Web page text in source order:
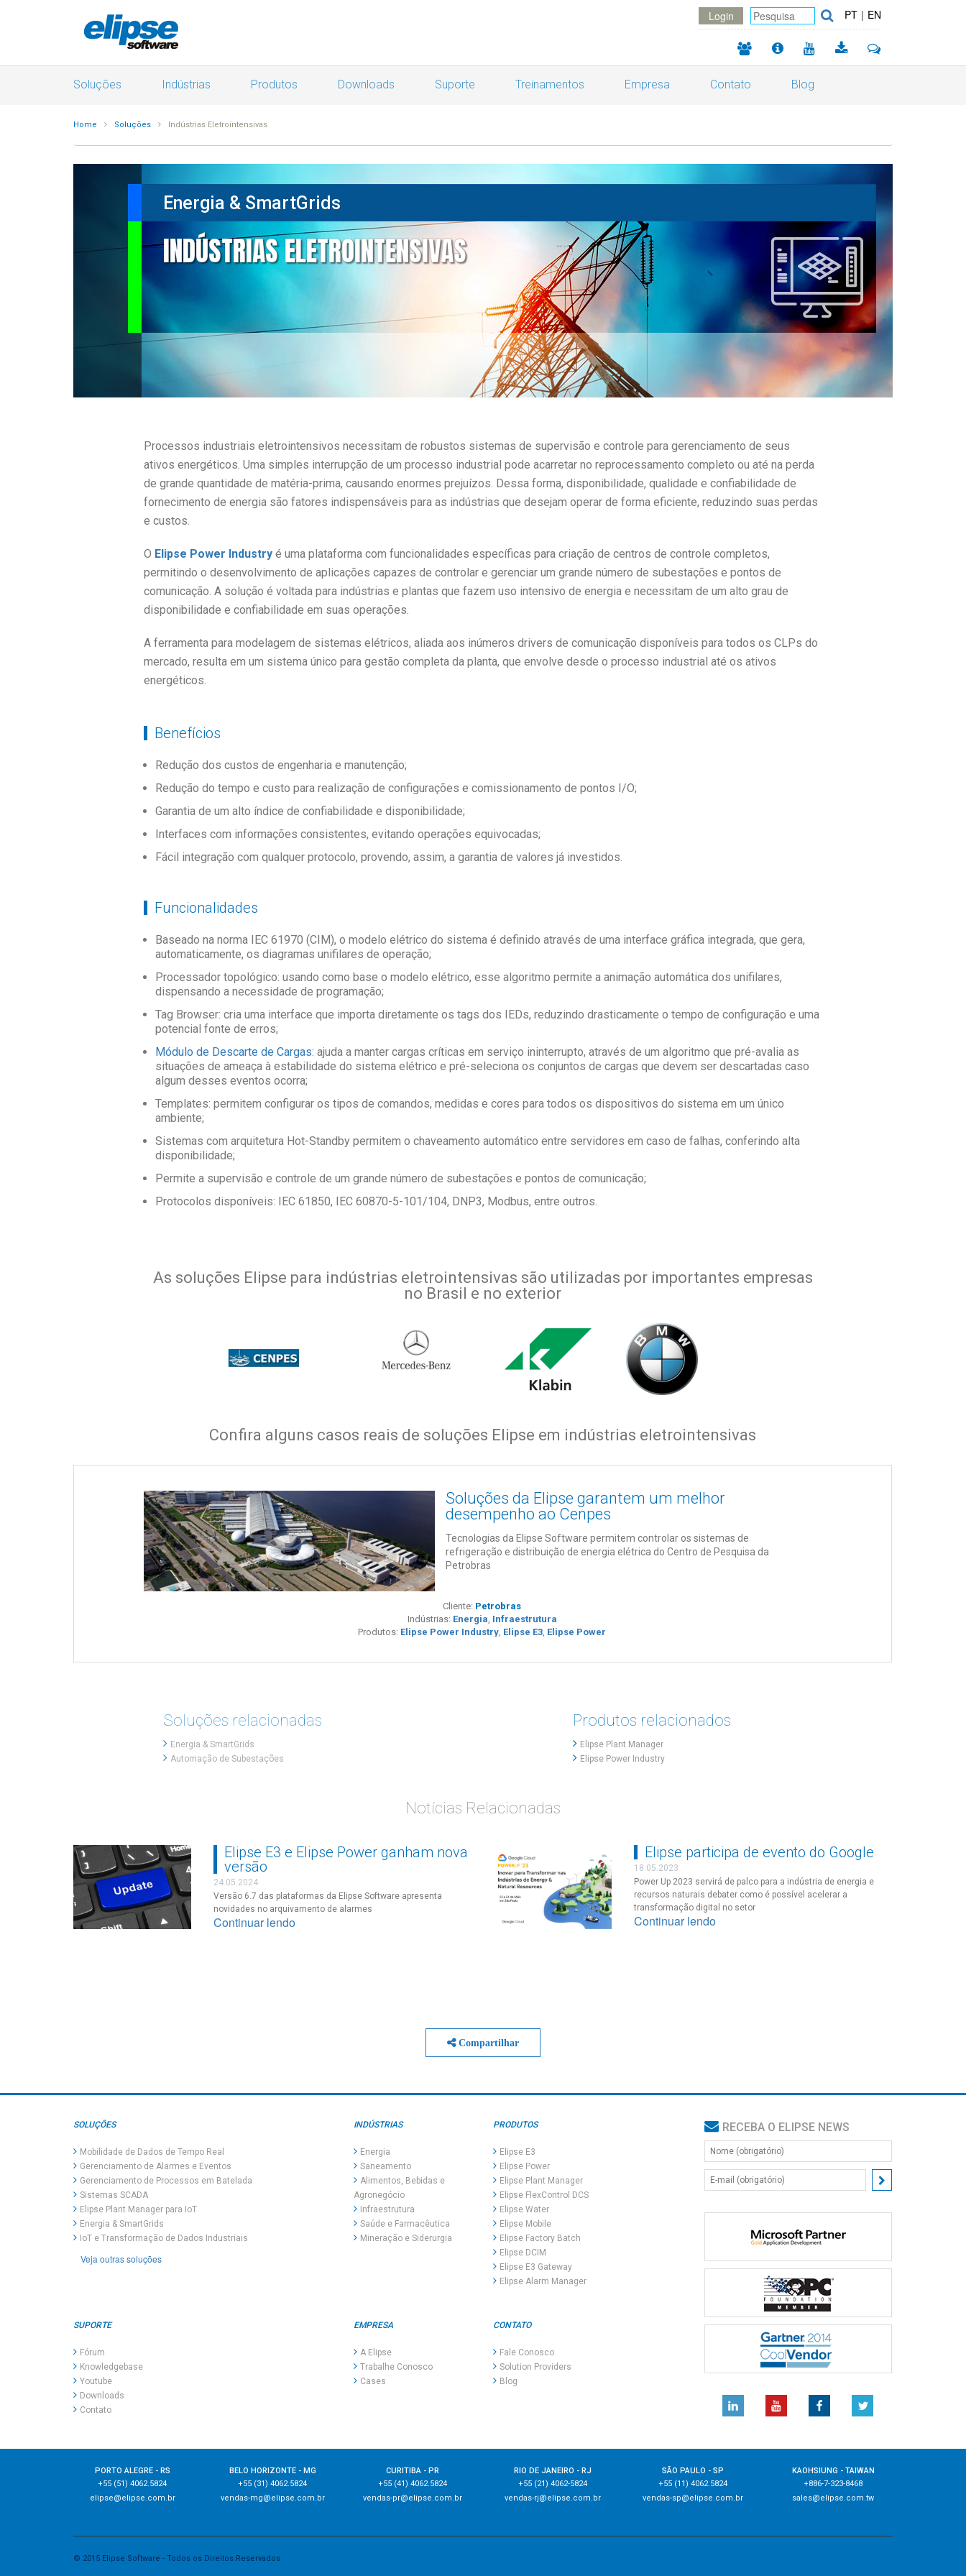
Login PT | EN
Soluções Indústrias Produtos Downloads Suporte Treinamentos Empresa Contato Blog
Home Soluções Indústrias Eletrointensivas
Energia & SmartGrids
INDÚSTRIAS ELETROINTENSIVAS
Processos industriais eletrointensivos necessitam de robustos sistemas de supervisão e controle para gerenciamento de seus
ativos energéticos. Uma simples interrupção de um processo industrial pode acarretar no reprocessamento completo ou até na perda
de grande quantidade de matéria-prima, causando enormes prejuízos. Dessa forma, disponibilidade, qualidade e confiabilidade de
fornecimento de energia são fatores indispensáveis para as indústrias que desejam operar de forma eficiente, reduzindo suas perdas
e custos.
O Elipse Power Industryé uma plataforma com funcionalidades específicas para criação de centros de controle completos,
permitindo o desenvolvimento de aplicações capazes de controlar e gerenciar um grande número de subestações e pontos de
comunicação. A solução é voltada para indústrias e plantas que fazem uso intensivo de energia e necessitam de um alto grau de
disponibilidade e confiabilidade em suas operações.
A ferramenta para modelagem de sistemas elétricos, aliada aos inúmeros drivers de comunicação disponíveis para todos os CLPs do
mercado, resulta em um sistema único para gestão completa da planta, que envolve desde o processo industrial até os ativos
energéticos.
Benefícios
Redução dos custos de engenharia e manutenção;
Redução do tempo e custo para realização de configurações e comissionamento de pontos I/O;
Garantia de um alto índice de confiabilidade e disponibilidade;
Interfaces com informações consistentes, evitando operações equivocadas;
Fácil integração com qualquer protocolo, provendo, assim, a garantia de valores já investidos.
Funcionalidades
Baseado na norma IEC 61970 (CIM), o modelo elétrico do sistema é definido através de uma interface gráfica integra­da, que gera,
automaticamente, os diagramas unifilares de operação;
Processador topológico: usando como base o modelo elétrico, esse algoritmo permite a ani­mação automática dos unifilares,
dispensando a necessidade de progra­mação;
Tag Browser: cria uma interface que importa diretamente os tags dos IEDs, reduzindo drasticamente o tempo de configuração e uma
potencial fonte de erros;
Módulo de Descarte de Cargas: ajuda a manter cargas críticas em serviço ininterrupto, através de um algoritmo que pré-avalia as
situações de ameaça à estabilidade do sistema elétrico e pré-seleciona os conjuntos de cargas que devem ser descartadas caso
algum desses eventos ocorra;
Templates: permitem configurar os tipos de comandos, medidas e cores para todos os dispositivos do sistema em um único
ambiente;
Sistemas com arquitetura Hot-Standby permitem o chaveamento automático entre servidores em caso de falhas, conferindo alta
disponibilidade;
Permite a supervisão e controle de um grande número de subestações e pontos de comunicação;
Protocolos disponíveis: IEC 61850, IEC 60870-5-101/104, DNP3, Modbus, entre outros.
As soluções Elipse para indústrias eletrointensivas são utilizadas por importantes empresas
no Brasil e no exterior
Confira alguns casos reais de soluções Elipse em indústrias eletrointensivas
Soluções da Elipse garantem um melhor
desempenho ao Cenpes
Tecnologias da Elipse Software permitem controlar os sistemas de
refrigeração e distribuição de energia elétrica do Centro de Pesquisa da
Petrobras
Cliente: Petrobras
Indústrias: Energia, Infraestrutura
Produtos: Elipse Power Industry, Elipse E3, Elipse Power
Soluções relacionadas
Energia & SmartGrids
Automação de Subestações
Produtos relacionados
Elipse Plant Manager
Elipse Power Industry
Notícias Relacionadas
Elipse E3 e Elipse Power ganham nova
versão
24.05.2024
Versão 6.7 das plataformas da Elipse Software apresenta
novidades no arquivamento de alarmes
Continuar lendo
Elipse participa de evento do Google
18.05.2023
Power Up 2023 servirá de palco para a indústria de energia e
recursos naturais debater como é possível acelerar a
transformação digital no setor
Continuar lendo
Compartilhar
SOLUÇÕES
Mobilidade de Dados de Tempo Real
Gerenciamento de Alarmes e Eventos
Gerenciamento de Processos em Batelada
Sistemas SCADA
Elipse Plant Manager para IoT
Energia & SmartGrids
IoT e Transformação de Dados Industriais
Veja outras soluções
INDÚSTRIAS
Energia
Saneamento
Alimentos, Bebidas e
Agronegócio
Infraestrutura
Saúde e Farmacêutica
Mineração e Siderurgia
PRODUTOS
Elipse E3
Elipse Power
Elipse Plant Manager
Elipse FlexControl DCS
Elipse Water
Elipse Mobile
Elipse Factory Batch
Elipse DCIM
Elipse E3 Gateway
Elipse Alarm Manager
SUPORTE
Fórum
Knowledgebase
Youtube
Downloads
Contato
EMPRESA
A Elipse
Trabalhe Conosco
Cases
CONTATO
Fale Conosco
Solution Providers
Blog
RECEBA O ELIPSE NEWS
PORTO ALEGRE - RS
+55 (51) 4062.5824
elipse@elipse.com.br
BELO HORIZONTE - MG
+55 (31) 4062.5824
vendas-mg@elipse.com.br
CURITIBA - PR
+55 (41) 4062.5824
vendas-pr@elipse.com.br
RIO DE JANEIRO - RJ
+55 (21) 4062-5824
vendas-rj@elipse.com.br
SÃO PAULO - SP
+55 (11) 4062.5824
vendas-sp@elipse.com.br
KAOHSIUNG - TAIWAN
+886-7-323-8468
sales@elipse.com.tw
© 2015 Elipse Software - Todos os Direitos Reservados